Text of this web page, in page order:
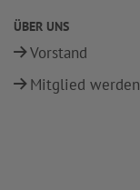
ÜBER UNS
Vorstand
Mitglied werden